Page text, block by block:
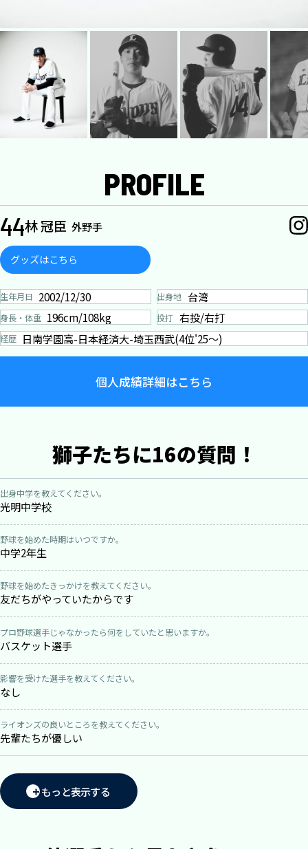
PROFILE
44林 冠臣 外野手
グッズはこちら
生年月日 2002/12/30 出身地 台湾
身長・体重 196cm/108kg 投打 右投/右打
経歴 日南学園高-日本経済大-埼玉西武(4位'25～)
個人成績詳細はこちら
獅子たちに16の質問！
出身中学を教えてください。
光明中学校
野球を始めた時期はいつですか。
中学2年生
野球を始めたきっかけを教えてください。
友だちがやっていたからです
プロ野球選手じゃなかったら何をしていたと思いますか。
バスケット選手
影響を受けた選手を教えてください。
なし
ライオンズの良いところを教えてください。
先輩たちが優しい
もっと表示する